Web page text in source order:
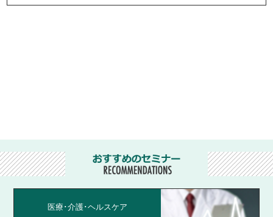
医療･介護･ヘルスケア